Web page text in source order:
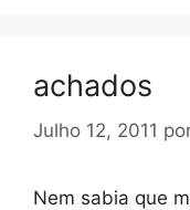
achados
Julho 12, 2011
Nem sabia que